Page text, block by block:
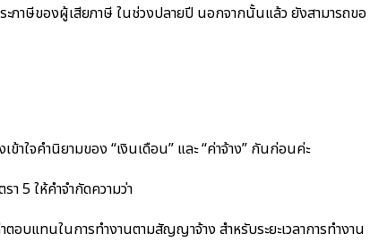
ภาษีของผู้เสียภาษี ในช่วงปลายปี นอกจากนั้นแล้ว ยังสามารถขอ
ข้าใจคำนิยามของ “เงินเดือน” และ “ค่าจ้าง” กันก่อนค่ะ
5 ให้คำจำกัดความว่า
อบแทนในการทำงานตามสัญญาจ้าง สำหรับระยะเวลาการทำงาน